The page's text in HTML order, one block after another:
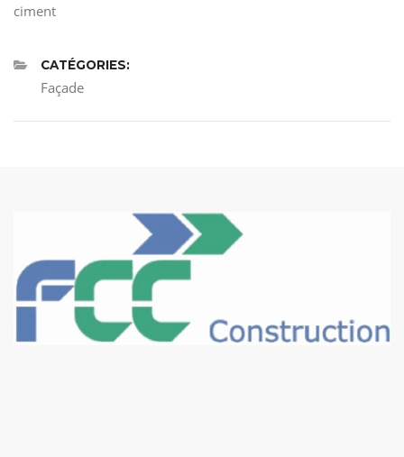
ciment
CATÉGORIES:
Façade